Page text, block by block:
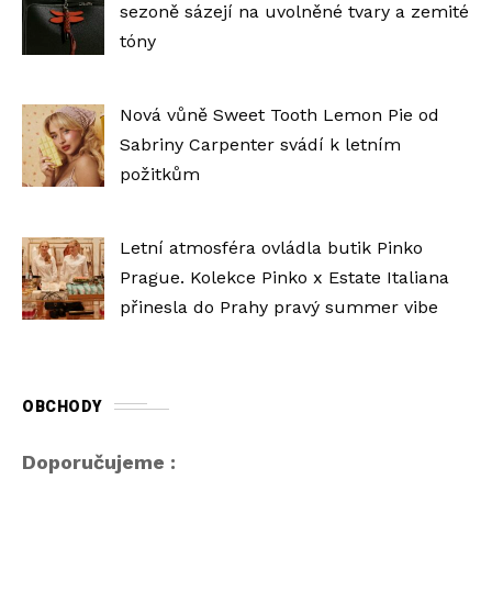
sezoně sázejí na uvolněné tvary a zemité
tóny
Nová vůně Sweet Tooth Lemon Pie od
Sabriny Carpenter svádí k letním
požitkům
Letní atmosféra ovládla butik Pinko
Prague. Kolekce Pinko x Estate Italiana
přinesla do Prahy pravý summer vibe
OBCHODY
Doporučujeme :